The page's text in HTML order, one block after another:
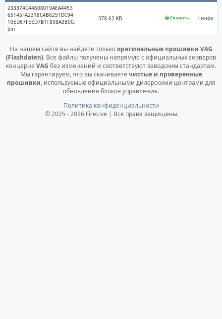
233374C44608019AEA4453
65145FA2318C4B6251DC94
10ED67FEED7B1F898A3B00.
bin
378.62 KB 📥 Скачать ℹ️ Инфо
На нашем сайте вы найдете толькооригинальные прошивки VAG
(Flashdaten). Все файлы получены напрямую с официальных серверов
концерна VAG без изменений и соответствуют заводским стандартам.
Мы гарантируем, что вы скачиваете чистые и проверенные
прошивки, используемые официальными дилерскими центрами для
обновления блоков управления.
Политика конфиденциальности
© 2025 - 2026 FireLive | Все права защищены